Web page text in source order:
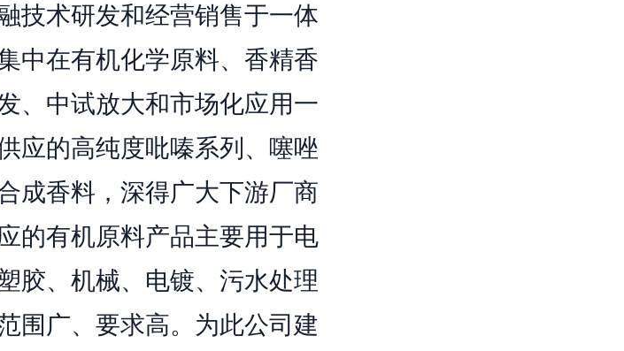
技术研发和经营销售于一体
中在有机化学原料、香精香
、中试放大和市场化应用一
应的高纯度吡嗪系列、噻唑
成香料，深得广大下游厂商
的有机原料产品主要用于电
胶、机械、电镀、污水处理
围广、要求高。为此公司建